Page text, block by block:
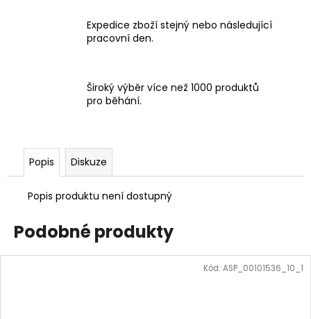
Expedice zboží stejný nebo následující
pracovní den.
Široký výběr více než 1000 produktů
pro běhání.
Popis Diskuze
Popis produktu není dostupný
Podobné produkty
Kód: ASP_00101536_10_1